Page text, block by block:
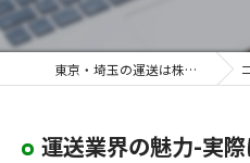
東京・埼玉の運送は株式会社斉藤商事 コ
運送業界の魅力-実